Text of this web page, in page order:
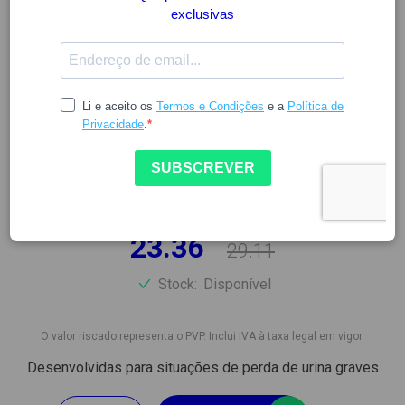
TENA
TENA MAXI PANTS L CUECA
DESCARTÁVEL (10 UNIDADES)
23.36 29.11
Stock: Disponível
O valor riscado representa o PVP. Inclui IVA à taxa legal em vigor.
Desenvolvidas para situações de perda de urina graves